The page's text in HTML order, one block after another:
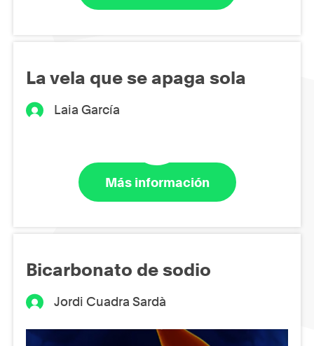
La vela que se apaga sola
Laia García
Más información
Bicarbonato de sodio
Jordi Cuadra Sardà